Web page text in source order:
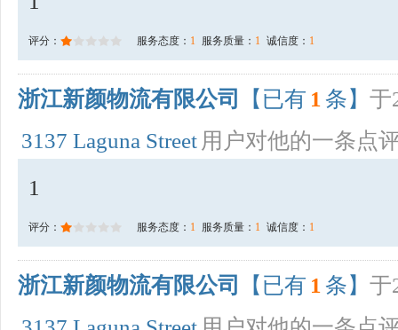
评分： 服务态度： 1 服务质量： 1 诚信度： 1
浙江新颜物流有限公司 【已有 1 条】 于
3137 Laguna Street 用户对他的一条点
1
评分： 服务态度： 1 服务质量： 1 诚信度： 1
浙江新颜物流有限公司 【已有 1 条】 于